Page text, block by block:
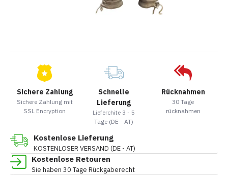
Sichere Zahlung
Sichere Zahlung mit
SSL Encryption
Schnelle
Lieferung
Lieferchite 3 - 5
Tage (DE - AT)
Rücknahmen
30 Tage
rücknahmen
Kostenlose Lieferung
KOSTENLOSER VERSAND (DE - AT)
Kostenlose Retouren
Sie haben 30 Tage Rückgaberecht